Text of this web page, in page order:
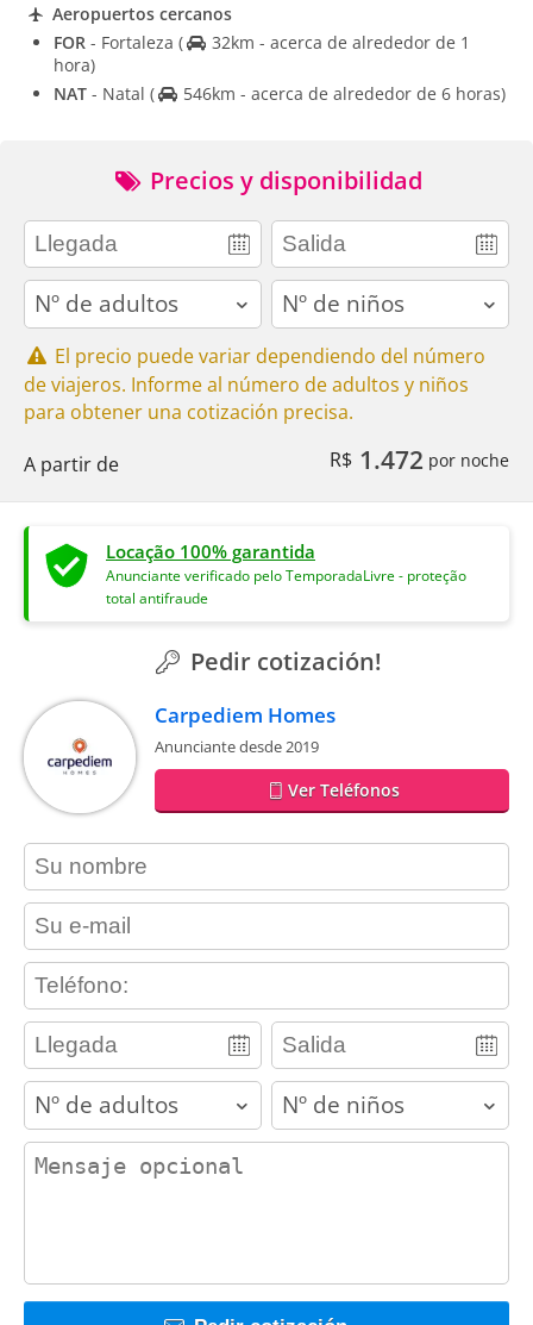
Aeropuertos cercanos
FOR - Fortaleza (
32km - acerca de alrededor de 1
hora)
NAT - Natal ( 546km - acerca de alrededor de 6 horas)
Precios y disponibilidad
adults children
El precio puede variar dependiendo del número
de viajeros. Informe al número de adultos y niños
para obtener una cotización precisa.
A partir de
R$ 1.472 por noche
Locação 100% garantida
Anunciante verificado pelo TemporadaLivre - proteção
total antifraude
Pedir cotización!
Carpediem Homes
Anunciante desde 2019
Ver Teléfonos
contact_name
contact_email
contact_phone
adults children
contact_message